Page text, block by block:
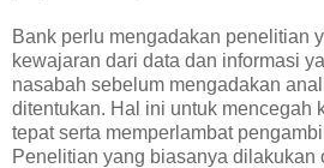
Bank perlu mengadakan penelitian
kewajaran dari data dan informasi
nasabah sebelum mengadakan
ditentukan. Hal ini untuk mencegah
tepat serta memperlambat
Penelitian yang biasanya dilakukan